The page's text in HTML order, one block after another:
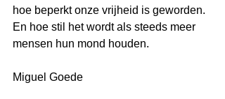
hoe beperkt onze vrijheid is geworden.
En hoe stil het wordt als steeds meer
mensen hun mond houden.
Miguel Goede